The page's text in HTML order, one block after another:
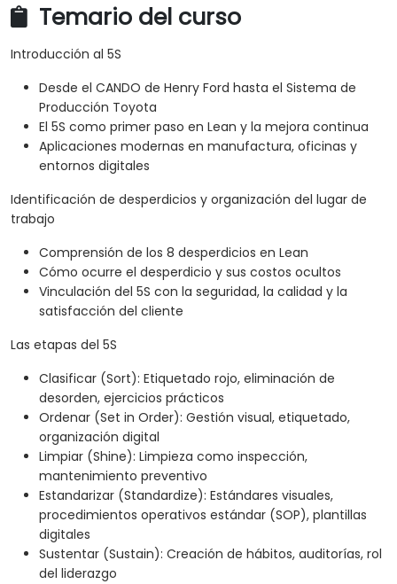
Temario del curso
Introducción al 5S
Desde el CANDO de Henry Ford hasta el Sistema de
Producción Toyota
El 5S como primer paso en Lean y la mejora continua
Aplicaciones modernas en manufactura, oficinas y
entornos digitales
Identificación de desperdicios y organización del lugar de
trabajo
Comprensión de los 8 desperdicios en Lean
Cómo ocurre el desperdicio y sus costos ocultos
Vinculación del 5S con la seguridad, la calidad y la
satisfacción del cliente
Las etapas del 5S
Clasificar (Sort): Etiquetado rojo, eliminación de
desorden, ejercicios prácticos
Ordenar (Set in Order): Gestión visual, etiquetado,
organización digital
Limpiar (Shine): Limpieza como inspección,
mantenimiento preventivo
Estandarizar (Standardize): Estándares visuales,
procedimientos operativos estándar (SOP), plantillas
digitales
Sustentar (Sustain): Creación de hábitos, auditorías, rol
del liderazgo